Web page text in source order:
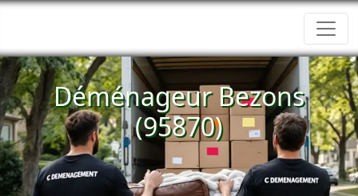
Déménageur Bezons
(95870)